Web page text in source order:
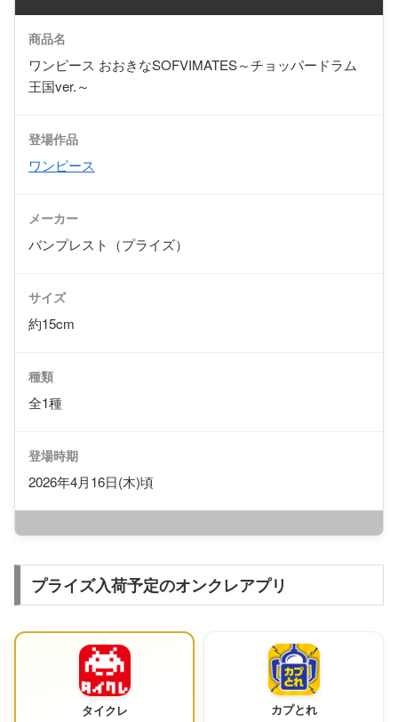
商品名
ワンピース おおきなSOFVIMATES～チョッパードラム
王国ver.～
登場作品
ワンピース
メーカー
バンプレスト（プライズ）
サイズ
約15cm
種類
全1種
登場時期
2026年4月16日(木)頃
プライズ入荷予定のオンクレアプリ
タイクレ カプとれ